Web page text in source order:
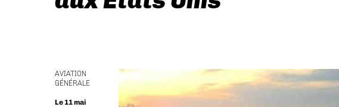
AVIATION
GÉNÉRALE
Le 11 mai